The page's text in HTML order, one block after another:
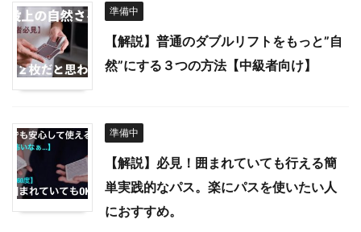
準備中
【解説】普通のダブルリフトをもっと”自
然”にする３つの方法【中級者向け】
準備中
【解説】必見！囲まれていても行える簡
単実践的なパス。楽にパスを使いたい人
におすすめ。